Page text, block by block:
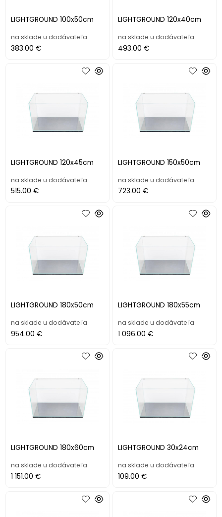
LIGHTGROUND 100x50cm
na sklade u dodávateľa
383.00 €
LIGHTGROUND 120x40cm
na sklade u dodávateľa
493.00 €
LIGHTGROUND 120x45cm
na sklade u dodávateľa
515.00 €
LIGHTGROUND 150x50cm
na sklade u dodávateľa
723.00 €
LIGHTGROUND 180x50cm
na sklade u dodávateľa
954.00 €
LIGHTGROUND 180x55cm
na sklade u dodávateľa
1 096.00 €
LIGHTGROUND 180x60cm
na sklade u dodávateľa
1 151.00 €
LIGHTGROUND 30x24cm
na sklade u dodávateľa
109.00 €